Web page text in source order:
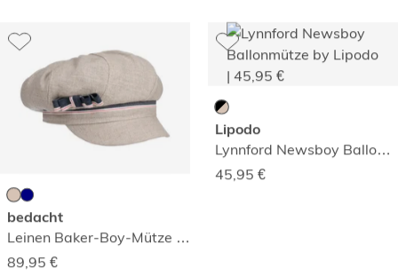
bedacht
Leinen Baker-Boy-Mütze mit Schleife
89,95 €
Lipodo
Lynnford Newsboy Ballonmütze
45,95 €